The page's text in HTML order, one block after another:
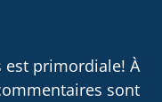
est primordiale! À
sont